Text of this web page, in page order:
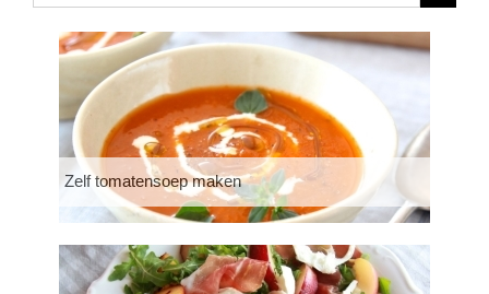
Zelf tomatensoep maken